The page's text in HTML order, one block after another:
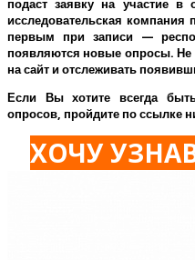
подаст заявку на участие
исследовательская компания
первым при записи —
появляются новые опросы. Не
на сайт и отслеживать
Если Вы хотите всегда
опросов, пройдите по ссылке
ХОЧУ